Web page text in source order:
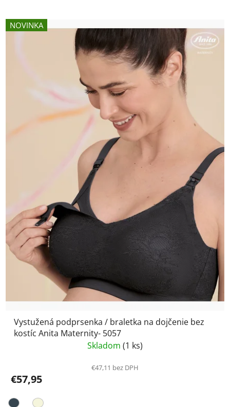
NOVINKA
Vystužená podprsenka / braletka na dojčenie bez
kostíc Anita Maternity- 5057
Skladom (1 ks)
€47,11 bez DPH
€57,95